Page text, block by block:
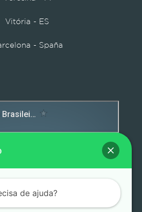
Vitória - ES
- Spaña
de ajuda?